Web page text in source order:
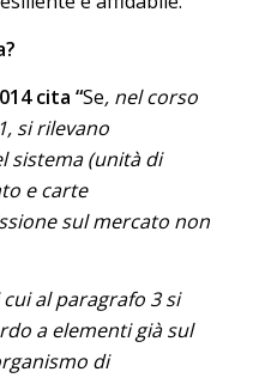
cita “Se, nel corso
si rilevano
sistema (unità di
e carte
sul mercato non
al paragrafo 3 si
a elementi già sul
di